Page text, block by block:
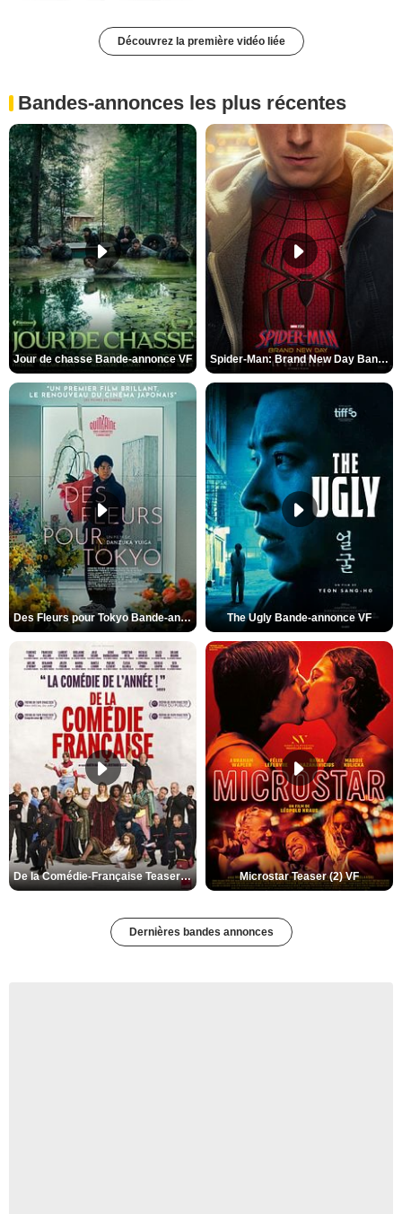
Découvrez la première vidéo liée
Bandes-annonces les plus récentes
Jour de chasse Bande-annonce VF Spider-Man: Brand New Day Bande-annonce (3) VO STFR
Des Fleurs pour Tokyo Bande-annonce VO STFR The Ugly Bande-annonce VF
De la Comédie-Française Teaser (3) VF Microstar Teaser (2) VF
Dernières bandes annonces